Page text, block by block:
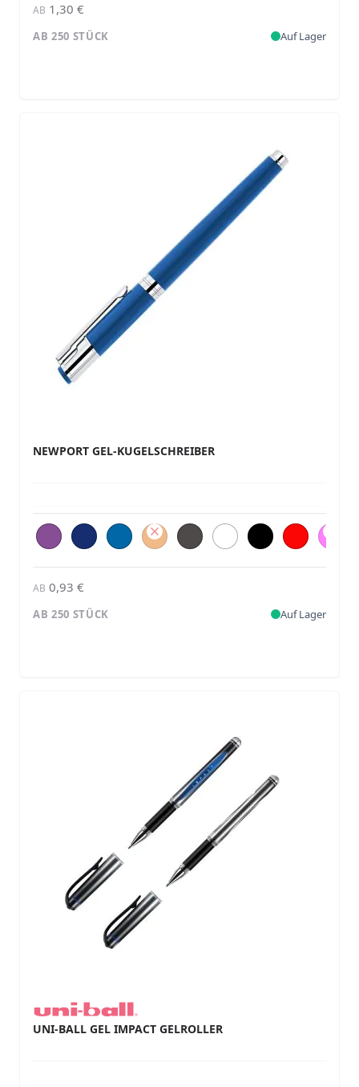
AB 1,30 €
AB 250 STÜCK Auf Lager
NEWPORT GEL-KUGELSCHREIBER
AB 0,93 €
AB 250 STÜCK Auf Lager
UNI-BALL GEL IMPACT GELROLLER